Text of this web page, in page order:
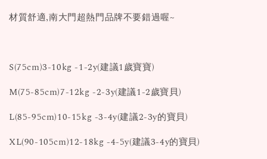
材質舒適,南大門超熱門品牌不要錯過喔~
S(75cm)3-10kg -1-2y(建議1歲寶寶)
M(75-85cm)7-12kg -2-3y(建議1-2歲寶貝)
L(85-95cm)10-15kg -3-4y(建議2-3y的寶貝)
XL(90-105cm)12-18kg -4-5y(建議3-4y的寶貝)